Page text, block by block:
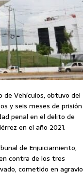
de Vehículos, obtuvo del
y seis meses de prisión
penal en el delito de
en el año 2021.
de Enjuiciamiento,
contra de los tres
cometido en agravio